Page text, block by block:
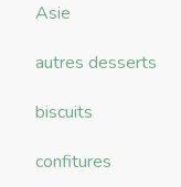
Asie
autres desserts
biscuits
confitures